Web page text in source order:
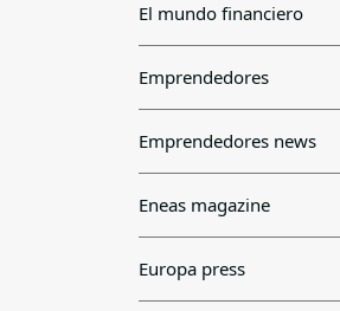
El mundo financiero
Emprendedores
Emprendedores news
Eneas magazine
Europa press